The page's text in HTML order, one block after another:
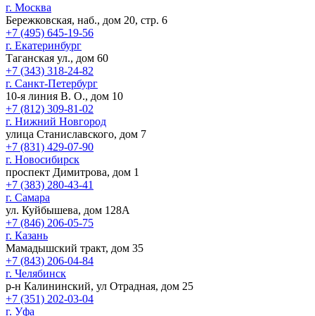
г. Москва
Бережковская, наб., дом 20, стр. 6
+7 (495) 645-19-56
г. Екатеринбург
Таганская ул., дом 60
+7 (343) 318-24-82
г. Санкт-Петербург
10-я линия В. О., дом 10
+7 (812) 309-81-02
г. Нижний Новгород
улица Станиславского, дом 7
+7 (831) 429-07-90
г. Новосибирск
проспект Димитрова, дом 1
+7 (383) 280-43-41
г. Самара
ул. Куйбышева, дом 128А
+7 (846) 206-05-75
г. Казань
Мамадышский тракт, дом 35
+7 (843) 206-04-84
г. Челябинск
р-н Калининский, ул Отрадная, дом 25
+7 (351) 202-03-04
г. Уфа